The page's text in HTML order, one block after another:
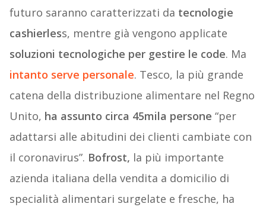
futuro saranno caratterizzati da tecnologie
cashierless, mentre già vengono applicate
soluzioni tecnologiche per gestire le code. Ma
intanto serve personale. Tesco, la più grande
catena della distribuzione alimentare nel Regno
Unito, ha assunto circa 45mila persone “per
adattarsi alle abitudini dei clienti cambiate con
il coronavirus”. Bofrost, la più importante
azienda italiana della vendita a domicilio di
specialità alimentari surgelate e fresche, ha